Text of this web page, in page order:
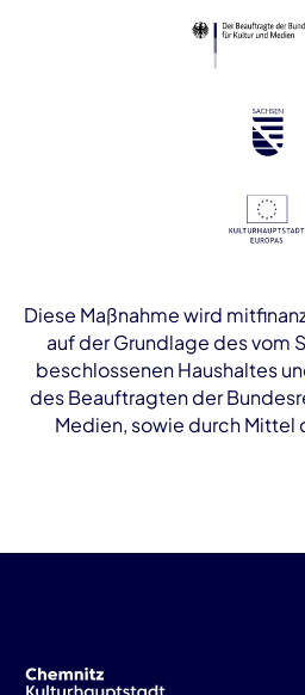
Diese Maßnahme wird
auf der Grundlage des vom
beschlossenen Haushaltes
des Beauftragten der
Medien, sowie durch Mittel